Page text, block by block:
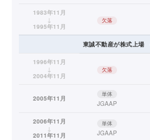
1983年11月
↓
1995年11月
欠落
東誠不動産が株式上場
1996年11月
↓
2004年11月
欠落
2005年11月
単体
JGAAP
2006年11月
↓
2011年11月
単体
JGAAP